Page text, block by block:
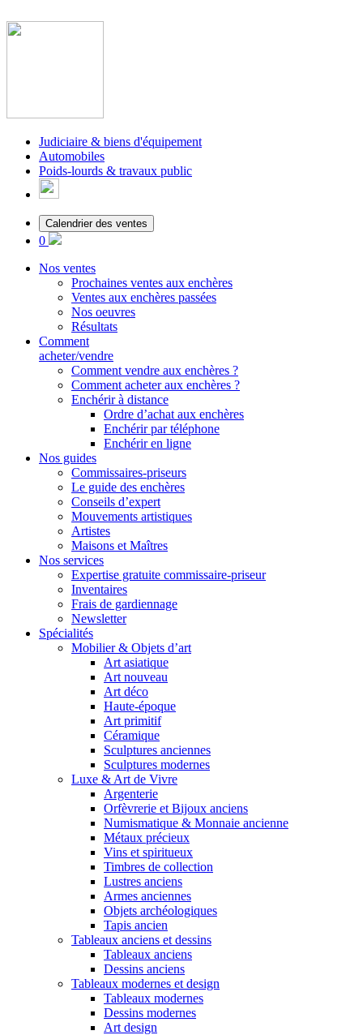
Judiciaire & biens d'équipement
Automobiles
Poids-lourds & travaux public
Calendrier des ventes
0
Nos ventes
Prochaines ventes aux enchères
Ventes aux enchères passées
Nos oeuvres
Résultats
Comment
acheter/vendre
Comment vendre aux enchères ?
Comment acheter aux enchères ?
Enchérir à distance
Ordre d’achat aux enchères
Enchérir par téléphone
Enchérir en ligne
Nos guides
Commissaires-priseurs
Le guide des enchères
Conseils d’expert
Mouvements artistiques
Artistes
Maisons et Maîtres
Nos services
Expertise gratuite commissaire-priseur
Inventaires
Frais de gardiennage
Newsletter
Spécialités
Mobilier & Objets d’art
Art asiatique
Art nouveau
Art déco
Haute-époque
Art primitif
Céramique
Sculptures anciennes
Sculptures modernes
Luxe & Art de Vivre
Argenterie
Orfèvrerie et Bijoux anciens
Numismatique & Monnaie ancienne
Métaux précieux
Vins et spiritueux
Timbres de collection
Lustres anciens
Armes anciennes
Objets archéologiques
Tapis ancien
Tableaux anciens et dessins
Tableaux anciens
Dessins anciens
Tableaux modernes et design
Tableaux modernes
Dessins modernes
Art design